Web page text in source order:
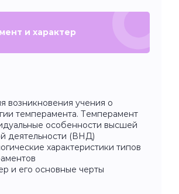
и характер
возникновения учения о
темперамента. Темперамент
особенности высшей
деятельности (ВНД)
характеристики типов
и его основные черты